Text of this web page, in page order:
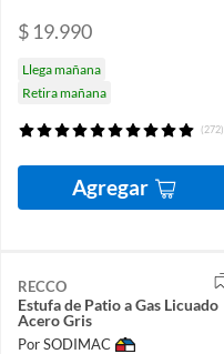
$ 19.990
Llega mañana
Retira mañana
(272)
Agregar
RECCO
Estufa de Patio a Gas Licuado
Acero Gris
Por SODIMAC